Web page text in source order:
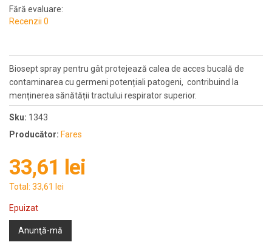
Fără evaluare:
Recenzii 0
Biosept spray pentru gât protejează calea de acces bucală de
contaminarea cu germeni potențiali patogeni, contribuind la
menținerea sănătății tractului respirator superior.
Sku: 1343
Producător: Fares
33,61 lei
Total: 33,61 lei
Epuizat
Anunţă-mă